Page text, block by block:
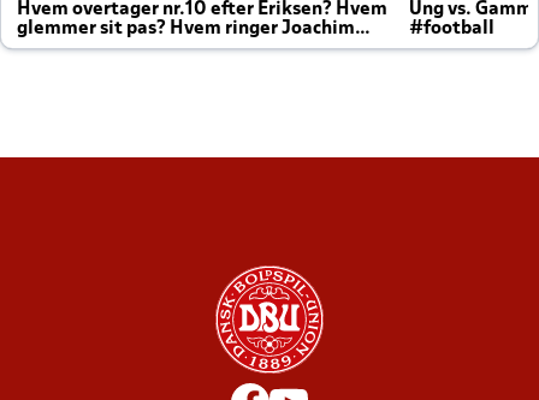
Hvem overtager nr.10 efter Eriksen? Hvem
glemmer sit pas? Hvem ringer Joachim
altid til efter kampe?
Ung vs.
#football